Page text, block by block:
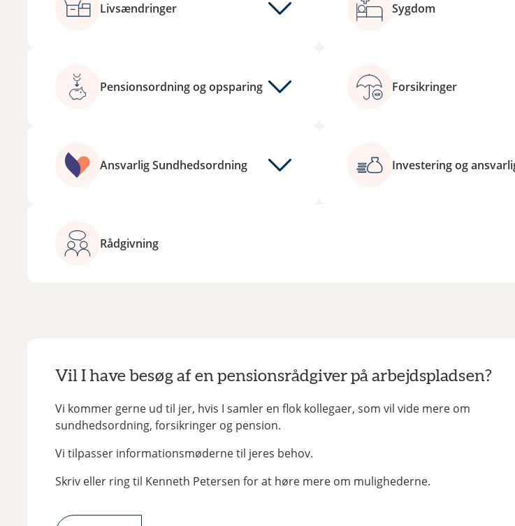
Livsændringer Sygdom
Pensionsordning og opsparing Forsikringer
Ansvarlig Sundhedsordning Investering og
Rådgivning
Vil I have besøg af en pensionsrådgiver på arbejdspladsen?
Vi kommer gerne ud til jer, hvis I samler en flok kollegaer, som vil vide mere om
sundhedsordning, forsikringer og pension.
Vi tilpasser informationsmøderne til jeres behov.
Skriv eller ring til Kenneth Petersen for at høre mere om mulighederne.